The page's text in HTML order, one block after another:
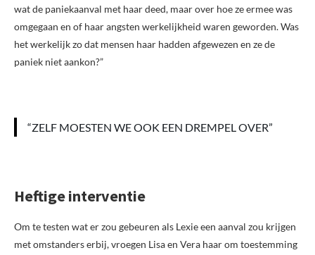
wat de paniekaanval met haar deed, maar over hoe ze ermee was
omgegaan en of haar angsten werkelijkheid waren geworden. Was
het werkelijk zo dat mensen haar hadden afgewezen en ze de
paniek niet aankon?”
“ZELF MOESTEN WE OOK EEN DREMPEL OVER”
Heftige interventie
Om te testen wat er zou gebeuren als Lexie een aanval zou krijgen
met omstanders erbij, vroegen Lisa en Vera haar om toestemming